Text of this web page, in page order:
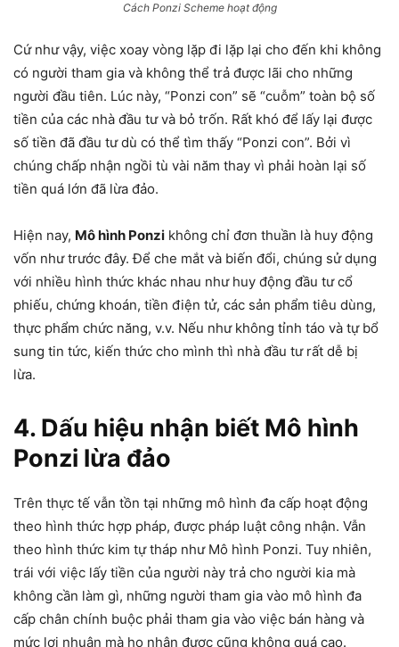
Cách Ponzi Scheme hoạt động
Cứ như vậy, việc xoay vòng lặp đi lặp lại cho đến khi không
có người tham gia và không thể trả được lãi cho những
người đầu tiên. Lúc này, “Ponzi con” sẽ “cuỗm” toàn bộ số
tiền của các nhà đầu tư và bỏ trốn. Rất khó để lấy lại được
số tiền đã đầu tư dù có thể tìm thấy “Ponzi con”. Bởi vì
chúng chấp nhận ngồi tù vài năm thay vì phải hoàn lại số
tiền quá lớn đã lừa đảo.
Hiện nay, Mô hình Ponzi không chỉ đơn thuần là huy động
vốn như trước đây. Để che mắt và biến đổi, chúng sử dụng
với nhiều hình thức khác nhau như huy động đầu tư cổ
phiếu, chứng khoán, tiền điện tử, các sản phẩm tiêu dùng,
thực phẩm chức năng, v.v. Nếu như không tỉnh táo và tự bổ
sung tin tức, kiến thức cho mình thì nhà đầu tư rất dễ bị
lừa.
4. Dấu hiệu nhận biết Mô hình
Ponzi lừa đảo
Trên thực tế vẫn tồn tại những mô hình đa cấp hoạt động
theo hình thức hợp pháp, được pháp luật công nhận. Vẫn
theo hình thức kim tự tháp như Mô hình Ponzi. Tuy nhiên,
trái với việc lấy tiền của người này trả cho người kia mà
không cần làm gì, những người tham gia vào mô hình đa
cấp chân chính buộc phải tham gia vào việc bán hàng và
mức lợi nhuận mà họ nhận được cũng không quá cao.